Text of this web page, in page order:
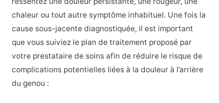
chaleur ou tout autre symptôme inhabituel. Une fois la
cause sous-jacente diagnostiquée, il est important
que vous suiviez le plan de traitement proposé par
votre prestataire de soins afin de réduire le risque de
complications potentielles liées à la douleur à l’arrière
du genou :